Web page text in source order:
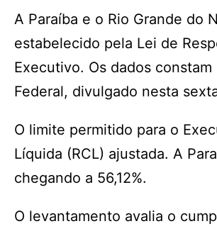
A Paraíba e o Rio Grande do
estabelecido pela Lei de
Executivo. Os dados
Federal, divulgado nesta
O limite permitido para o
Líquida (RCL) ajustada. A
chegando a 56,12%.
O levantamento avalia o